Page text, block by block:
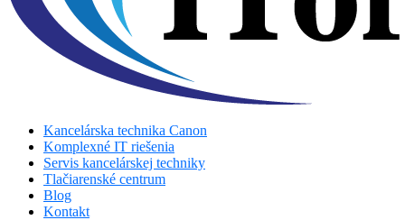
Kancelárska technika Canon
Komplexné IT riešenia
Servis kancelárskej techniky
Tlačiarenské centrum
Blog
Kontakt